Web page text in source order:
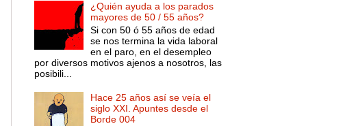
¿Quién ayuda a los parados
mayores de 50 / 55 años?
Si con 50 ó 55 años de edad
se nos termina la vida laboral
en el paro, en el desempleo
por diversos motivos ajenos a nosotros, las
posibili...
Hace 25 años así se veía el
siglo XXI. Apuntes desde el
Borde 004